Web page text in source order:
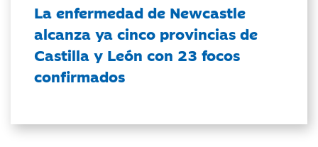
La enfermedad de Newcastle
alcanza ya cinco provincias de
Castilla y León con 23 focos
confirmados